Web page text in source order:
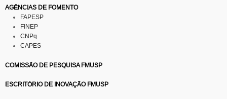
AGÊNCIAS DE FOMENTO
FAPESP
FINEP
CNPq
CAPES
COMISSÃO DE PESQUISA FMUSP
ESCRITÓRIO DE INOVAÇÃO FMUSP